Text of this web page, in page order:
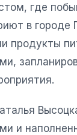
где
в городе
продукты
и